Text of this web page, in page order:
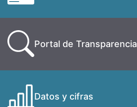
Portal de Transparencia
Datos y cifras